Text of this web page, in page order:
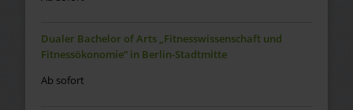
Dualer Bachelor of Arts „Fitnesswissenschaft und
Fitnessökonomie“ in Berlin-Stadtmitte
Ab sofort